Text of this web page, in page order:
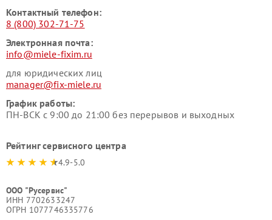
Контактный телефон:
8 (800) 302-71-75
Электронная почта:
info@miele-fixim.ru
для юридических лиц
manager@fix-miele.ru
График работы:
ПН-ВСК с 9:00 до 21:00 без перерывов и выходных
Рейтинг сервисного центра
4.9-5.0
ООО "Русервис"
ИНН 7702633247
ОГРН 1077746335776